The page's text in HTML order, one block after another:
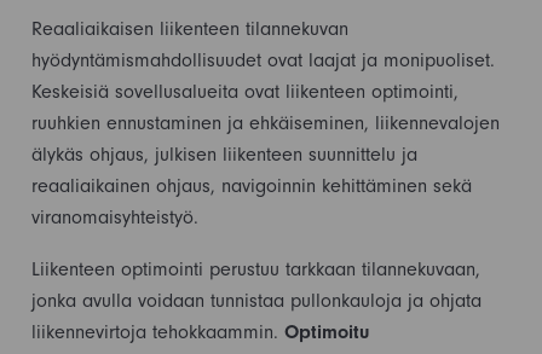
Reaaliaikaisen liikenteen tilannekuvan
hyödyntämismahdollisuudet ovat laajat ja monipuoliset.
Keskeisiä sovellusalueita ovat liikenteen optimointi,
ruuhkien ennustaminen ja ehkäiseminen, liikennevalojen
älykäs ohjaus, julkisen liikenteen suunnittelu ja
reaaliaikainen ohjaus, navigoinnin kehittäminen sekä
viranomaisyhteistyö.
Liikenteen optimointi perustuu tarkkaan tilannekuvaan,
jonka avulla voidaan tunnistaa pullonkauloja ja ohjata
liikennevirtoja tehokkaammin. Optimoitu